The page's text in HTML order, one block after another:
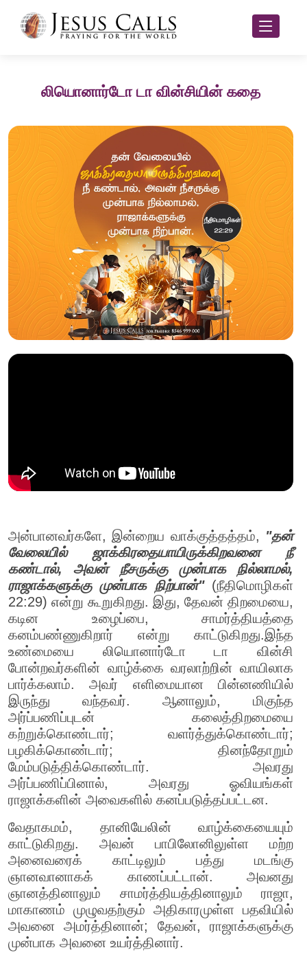
லியொனார்டோ டா வின்சியின் கதை
அன்பானவர்களே, இன்றைய வாக்குத்தத்தம், "தன்
வேலையில் ஜாக்கிரதையாயிருக்கிறவனை நீ
கண்டால், அவன் நீசருக்கு முன்பாக நில்லாமல்,
ராஜாக்களுக்கு முன்பாக நிற்பான்"(நீதிமொழிகள்
22:29) என்று கூறுகிறது. இது, தேவன் திறமையை,
கடின உழைப்பை, சாமர்த்தியத்தை
கனம்பண்ணுகிறார் என்று காட்டுகிறது.இந்த
உண்மையை லியொனார்டோ டா வின்சி
போன்றவர்களின் வாழ்க்கை வரலாற்றின் வாயிலாக
பார்க்கலாம். அவர் எளிமையான பின்னணியில்
இருந்து வந்தவர். ஆனாலும், மிகுந்த
அர்ப்பணிப்புடன் கலைத்திறமையை
கற்றுக்கொண்டார்; வளர்த்துக்கொண்டார்;
பழகிக்கொண்டார்; தினந்தோறும்
மேம்படுத்திக்கொண்டார். அவரது
அர்ப்பணிப்பினால், அவரது ஓவியங்கள்
ராஜாக்களின் அவைகளில் கனப்படுத்தப்பட்டன.
வேதாகமம், தானியேலின் வாழ்க்கையையும்
காட்டுகிறது. அவன் பாபிலோனிலுள்ள மற்ற
அனைவரைக் காட்டிலும் பத்து மடங்கு
ஞானவானாகக் காணப்பட்டான். அவனது
ஞானத்தினாலும் சாமர்த்தியத்தினாலும் ராஜா,
மாகாணம் முழுவதற்கும் அதிகாரமுள்ள பதவியில்
அவனை அமர்த்தினான்; தேவன், ராஜாக்களுக்கு
முன்பாக அவனை உயர்த்தினார்.